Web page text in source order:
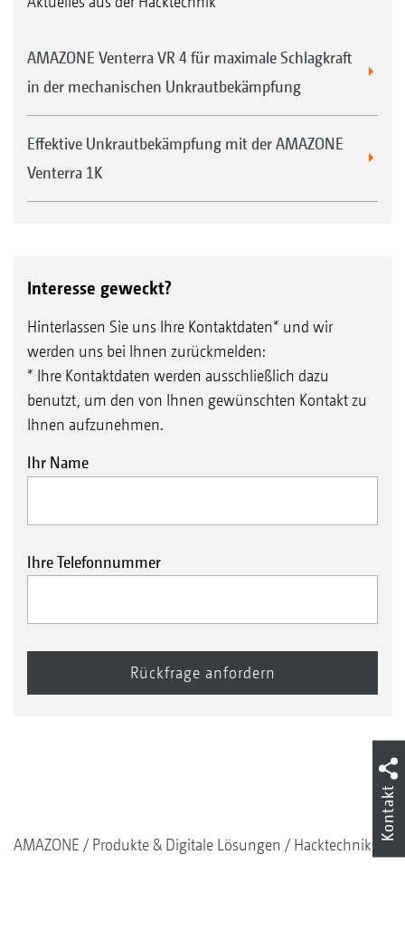
Scharhäufler
Anhäufeln in Dammkulturen
Im KPP-Parallelogramm angebaut
AMAZONE Venterra VR 4 für maximale Schlagkraft
in der mechanischen Unkrautbekämpfung
Effektive Unkrautbekämpfung mit der AMAZONE
Venterra 1K
Interesse geweckt?
Hinterlassen Sie uns Ihre Kontaktdaten* und wir
werden uns bei Ihnen zurückmelden:
* Ihre Kontaktdaten werden ausschließlich dazu
benutzt, um den von Ihnen gewünschten Kontakt zu
Ihnen aufzunehmen.
Ihr Name
Ihre Telefonnummer
AMAZONE Produkte & Digitale Lösungen Hacktechnik
Kontakt